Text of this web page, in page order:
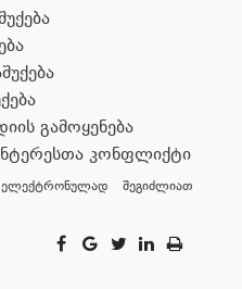
გამოყენება
კონფლიქტი
შეგიძლიათ